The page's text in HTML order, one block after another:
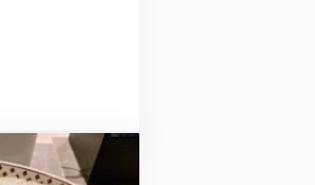
イスカレーランチを堪能した話